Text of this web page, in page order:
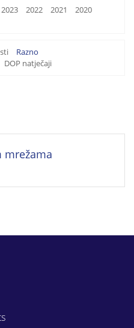
2023 2022 2021
2020
Razno
DOP natječaji
mrežama